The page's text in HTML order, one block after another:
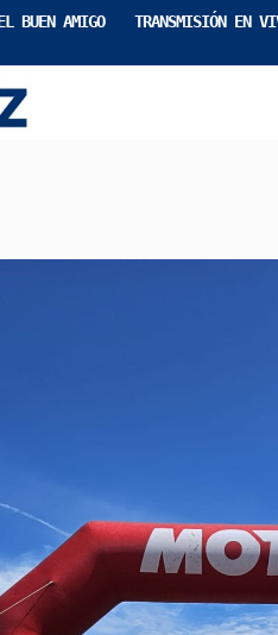
BUEN AMIGO
TRANSMISIÓN EN